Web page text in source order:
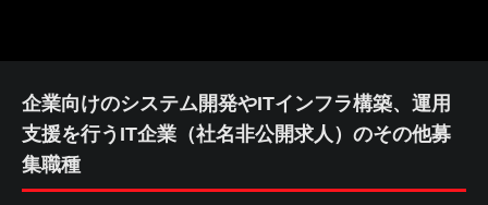
企業向けのシステム開発やITインフラ構築、運用
支援を行うIT企業（社名非公開求人）のその他募
集職種